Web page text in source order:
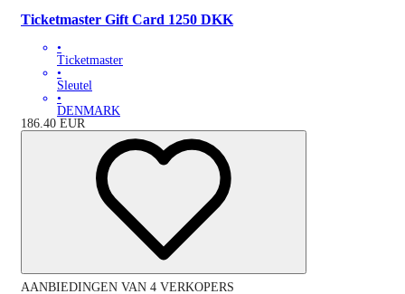
Ticketmaster Gift Card 1250 DKK
•
Ticketmaster
•
Sleutel
•
DENMARK
186.40 EUR
AANBIEDINGEN VAN 4 VERKOPERS